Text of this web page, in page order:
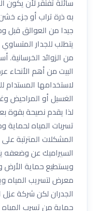
سائلة تفتقر لأن يكون
به ذرة تراب أو جزء
جيدا من العوالق قبل
يتطلب للجدار
من الزوائد
البيت من أهم الأنحاء
لاستخدامها المستدام
الغسيل أو المراحيض
لذا يقدم نصيحة بقوة
تسربات المياه
المشكلات المترتبة
السيراميك عن وضعفه
ويستطيع حماية
معرض لتسريب المياه
الجدران لكن شركة عزل
حماية من تسرب المياه